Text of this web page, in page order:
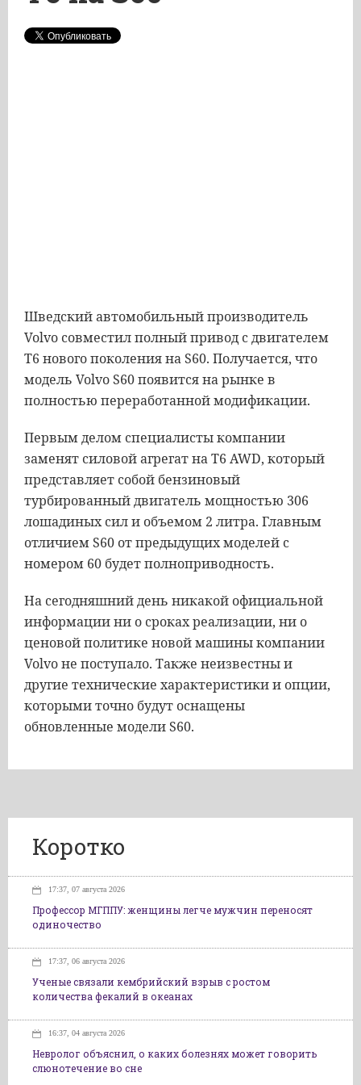
Шведскийавтомобильныйпроизводитель
Volvo совместилполныйпривод сдвигателем
T6 новогопоколениянаS60. Получается, что
модель VolvoS60появитсянарынке в
полностью переработанноймодификации.
Первымделом специалистыкомпании
заменят силовойагрегатнаT6 AWD, который
представляет собой бензиновый
турбированныйдвигатель мощностью 306
лошадиных сили объемом 2 литра. Главным
отличиемS60 отпредыдущихмоделей с
номером 60 будетполноприводность.
На сегодняшнийдень никакой официальной
информациини о срокахреализации, ни о
ценовойполитике новоймашиныкомпании
Volvoне поступало. Также неизвестныи
другие технические характеристикии опции,
которымиточно будут оснащены
обновленные моделиS60.
Коротко
17:37, 07 августа 2026
Профессор МГППУ: женщины легче мужчин переносят
одиночество
17:37, 06 августа 2026
Ученые связали кембрийский взрыв с ростом
количества фекалий в океанах
16:37, 04 августа 2026
Невролог объяснил, о каких болезнях может говорить
слюнотечение во сне